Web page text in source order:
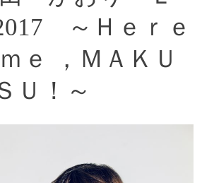
～Ｈｅｒｅ
ｅ ，ＭＡＫＵ
Ｕ！～